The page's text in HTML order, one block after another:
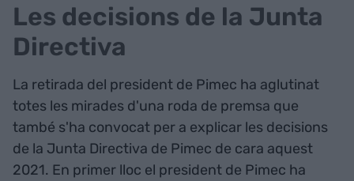
Les decisions de la Junta
Directiva
La retirada del president de Pimec ha aglutinat
totes les mirades d'una roda de premsa que
també s'ha convocat per a explicar les decisions
de la Junta Directiva de Pimec de cara aquest
2021. En primer lloc el president de Pimec ha